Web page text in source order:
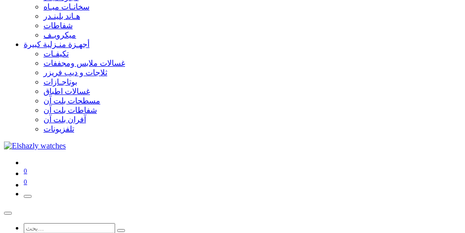
سخانـات ميـاه
هـاند بلينـدر
شفاطات
ميكرويـف
أجهـزة منـزلية كبيرة
تكيفـات
غسالات ملابس ومجففات
ثلاجات و ديب فريزر
بوتاجـازات
غسالات اطباق
مسطحات بلت آن
شفاطات بلت آن
آفران بلت آن
تلفزيونات
0
0